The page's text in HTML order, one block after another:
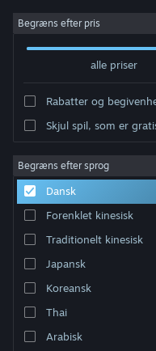
Log på
Om
Support
Skift sprog
Hent Steam-mobilappen
Vis desktop-webside
Begræns efter pris
alle priser
Rabatter og
Skjul spil, som er
Begræns efter sprog
Dansk
Forenklet kinesisk
Traditionelt kinesisk
Japansk
Koreansk
Thai
Arabisk
Udvikler: Monstars Inc.
Sorter efter Relevans
1 resultat matcher din
baseret på dine præferencer.
Lumines